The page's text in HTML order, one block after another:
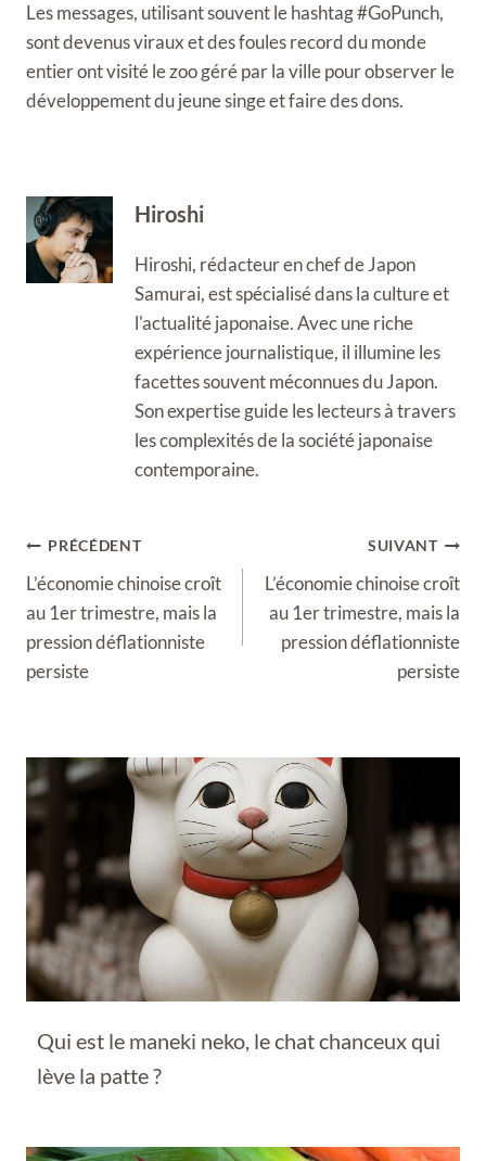
Les messages, utilisant souvent le hashtag #GoPunch,
sont devenus viraux et des foules record du monde
entier ont visité le zoo géré par la ville pour observer le
développement du jeune singe et faire des dons.
Hiroshi
Hiroshi, rédacteur en chef de Japon
Samurai, est spécialisé dans la culture et
l'actualité japonaise. Avec une riche
expérience journalistique, il illumine les
facettes souvent méconnues du Japon.
Son expertise guide les lecteurs à travers
les complexités de la société japonaise
contemporaine.
Navigation
de
l’article
PRÉCÉDENT
L’économie chinoise croît
au 1er trimestre, mais la
pression déflationniste
persiste
SUIVANT
L’économie chinoise croît
au 1er trimestre, mais la
pression déflationniste
persiste
Qui est le maneki neko, le chat chanceux qui
lève la patte ?